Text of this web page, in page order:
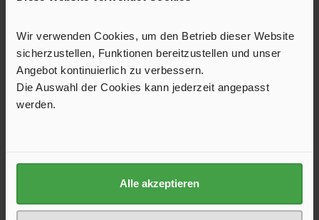
Wir verwenden Cookies, um den Betrieb dieser Website
sicherzustellen, Funktionen bereitzustellen und unser
Angebot kontinuierlich zu verbessern.
Die Auswahl der Cookies kann jederzeit angepasst
werden.
Alle akzeptieren
Verriegelungsset für Dachhauben Modell